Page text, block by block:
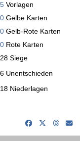
5Vorlagen
0Gelbe Karten
0Gelb-Rote Karten
0Rote Karten
28 Siege
6 Unentschieden
18 Niederlagen